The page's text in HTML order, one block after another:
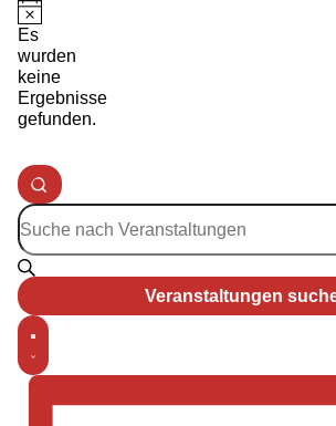
Hinweis
Es
wurden
keine
Ergebnisse
gefunden.
Veranstaltungen
Suche
und
Ansichten,
Navigation
Suche
Bitte
Schlüsselwort
eingeben.
Suche
nach
Veranstaltungen
Schlüsselwort.
Veranstaltungen
Veranstaltung
Ansichten-
Navigation
Zusammenfassung